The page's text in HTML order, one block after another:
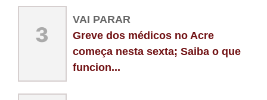
3
VAI PARAR
Greve dos médicos no Acre
começa nesta sexta; Saiba o que
funcion...